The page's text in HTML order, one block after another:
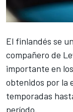
El finlandés se
compañero de
importante en
obtenidos por la
temporadas
período.